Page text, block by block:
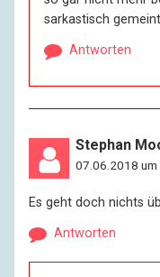
sarkastisch
Antworten
Stephan
07.06.2018 um
Es geht doch nichts
Antworten